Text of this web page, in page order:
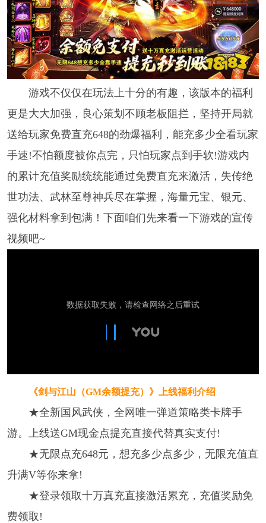
游戏不仅仅在玩法上十分的有趣，该版本的福利
更是大大加强，良心策划不顾老板阻拦，坚持开局就
送给玩家免费直充648的劲爆福利，能充多少全看玩家
手速!不怕额度被你点完，只怕玩家点到手软!游戏内
的累计充值奖励统统能通过免费直充来激活，失传绝
世功法、武林至尊神兵尽在掌握，海量元宝、银元、
强化材料拿到包满！下面咱们先来看一下游戏的宣传
视频吧~
《剑与江山（GM余额提充）》上线福利介绍
★全新国风武侠，全网唯一弹道策略类卡牌手
游。上线送GM现金点提充直接代替真实支付!
★无限点充648元，想充多少点多少，无限充值直
升满V等你来拿!
★登录领取十万真充直接激活累充，充值奖励免
费领取!